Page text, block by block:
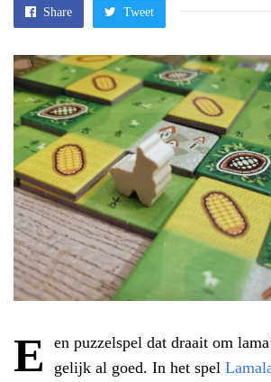
Share Tweet
E
en puzzelspel dat draait om
gelijk al goed. In het spel